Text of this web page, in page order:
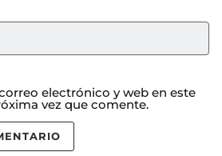
electrónico y web en este
vez que comente.